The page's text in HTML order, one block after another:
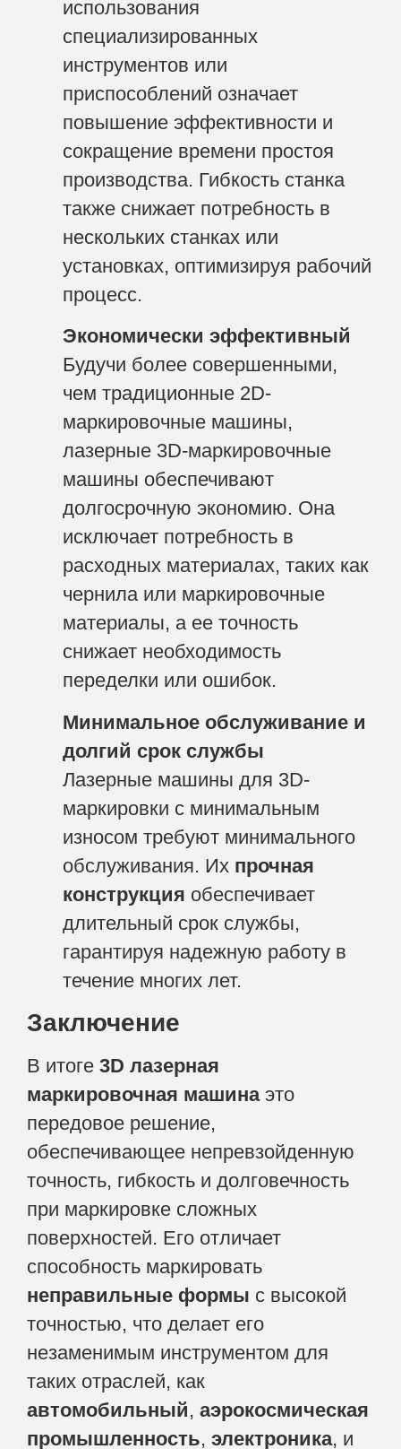
использования
специализированных
инструментов или
приспособлений означает
повышение эффективности и
сокращение времени простоя
производства. Гибкость станка
также снижает потребность в
нескольких станках или
установках, оптимизируя рабочий
процесс.
Экономически эффективный
Будучи более совершенными,
чем традиционные 2D-
маркировочные машины,
лазерные 3D-маркировочные
машины обеспечивают
долгосрочную экономию. Она
исключает потребность в
расходных материалах, таких как
чернила или маркировочные
материалы, а ее точность
снижает необходимость
переделки или ошибок.
Минимальное обслуживание и
долгий срок службы
Лазерные машины для 3D-
маркировки с минимальным
износом требуют минимального
обслуживания. Их прочная
конструкция обеспечивает
длительный срок службы,
гарантируя надежную работу в
течение многих лет.
Заключение
В итоге 3D лазерная
маркировочная машинаэто
передовое решение,
обеспечивающее непревзойденную
точность, гибкость и долговечность
при маркировке сложных
поверхностей. Его отличает
способность маркировать
неправильные формы с высокой
точностью, что делает его
незаменимым инструментом для
таких отраслей, как
автомобильный, аэрокосмическая
промышленность, электроника, и